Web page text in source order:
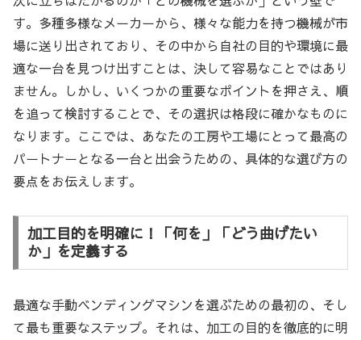
す。多種多様なメーカーから、様々な能力を持つ機械が市
場に送り出されており、その中から自社の目的や環境に最
適な一台を見つけ出すことは、決して容易なことではあり
ません。しかし、いくつかの重要なポイントを押さえ、順
を追って検討することで、その選択は格段に確かなものに
なります。ここでは、あなたの工房や工場にとって最高の
パートナーとなる一台と出会うための、具体的な選び方の
要点をお伝えします。
加工目的を明確に！「何を」「どう曲げたい
か」を定義する
最適な手動ベンディングマシンを選ぶための最初の、そし
て最も重要なステップ。それは、加工の目的を徹底的に明